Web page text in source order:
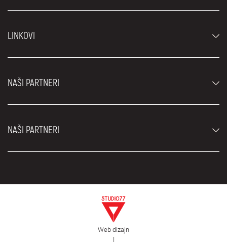
Luksuzni automobili
Cene
LINKOVI
Blog
O nama
NAŠI PARTNERI
Rent a car Beograd Royal
NAŠI PARTNERI
EDePro
Web dizajn
|